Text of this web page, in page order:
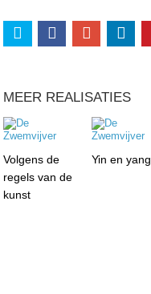
MEER REALISATIES
Volgens de
regels van de
kunst
Yin en yang